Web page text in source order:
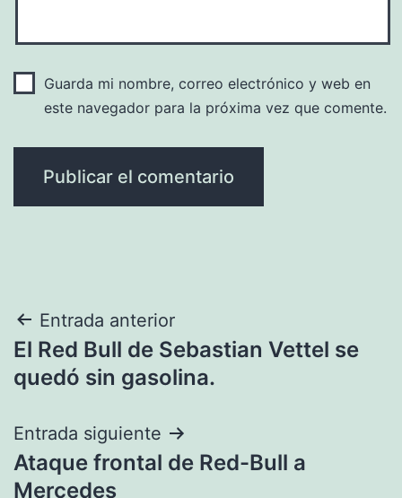
Guarda mi nombre, correo electrónico y web en
este navegador para la próxima vez que comente.
Navegación
de
Entrada anterior
El Red Bull de Sebastian Vettel se
quedó sin gasolina.
Entrada siguiente
Ataque frontal de Red-Bull a
Mercedes